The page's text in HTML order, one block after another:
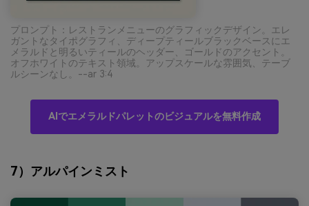
プロンプト：レストランメニューのグラフィックデザイン。エレ
ガントなタイポグラフィ、ディープティールブラックベースにエ
メラルドと明るいティールのヘッダー、ゴールドのアクセント。
オフホワイトのテキスト領域。アップスケールな雰囲気、テーブ
ルシーンなし。--ar 3:4
AIでエメラルドパレットのビジュアルを無料作成
7）アルパインミスト